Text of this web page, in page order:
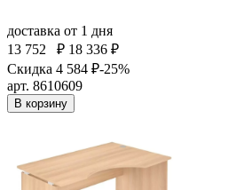
доставка от 1 дня
13 752
₽ 18 336 ₽
Скидка 4 584 ₽-25%
арт. 8610609
В корзину